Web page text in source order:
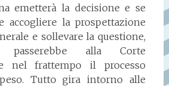
emetterà la decisione e se
accogliere la prospettazione
e sollevare la questione,
passerebbe alla Corte
nel frattempo il processo
Tutto gira intorno alle